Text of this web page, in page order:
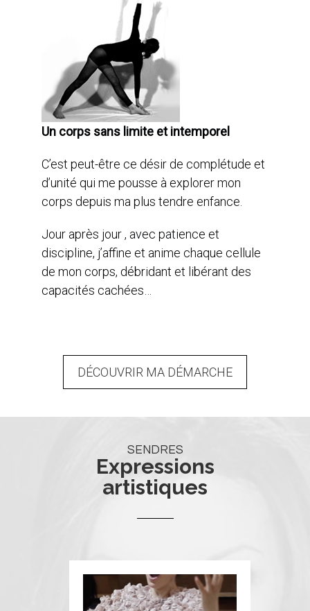
Un corps sans limite et intemporel
C’est peut-être ce désir de complétude et
d’unité qui me pousse à explorer mon
corps depuis ma plus tendre enfance.
Jour après jour , avec patience et
discipline, j’affine et anime chaque cellule
de mon corps, débridant et libérant des
capacités cachées…
DÉCOUVRIR MA DÉMARCHE
SENDRES
Expressions
artistiques